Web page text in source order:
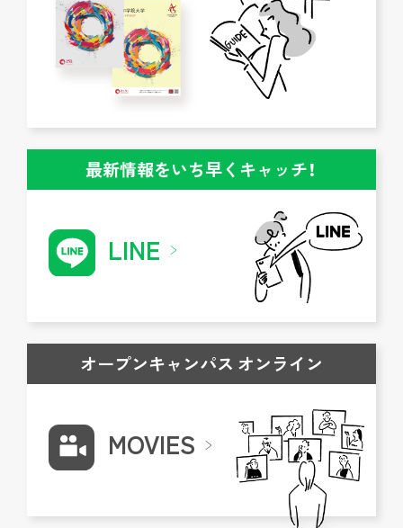
最新情報をいち早くキャッチ！
LINE
オープンキャンパス オンライン
MOVIES